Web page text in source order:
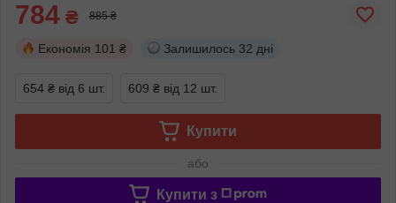
784 ₴ 885 ₴
Економія 101 ₴ Залишилось 32 дні
654 ₴ від 6 шт. 609 ₴ від 12 шт.
Купити
або
Купити з